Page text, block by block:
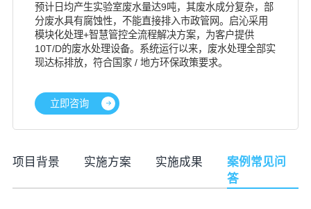
预计日均产生实验室废水量达9吨，其废水成分复杂，部
分废水具有腐蚀性，不能直接排入市政管网。启沁采用
模块化处理+智慧管控全流程解决方案，为客户提供
10T/D的废水处理设备。系统运行以来，废水处理全部实
现达标排放，符合国家 / 地方环保政策要求。
立即咨询
项目背景 实施方案 实施成果
案例常见问
答